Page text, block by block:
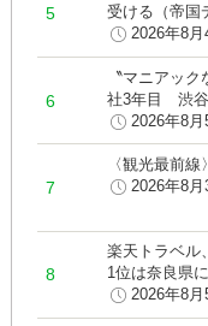
受ける（帝国
2026年8月
〝マニアッ
社3年目 渋
2026年8月
〈観光最前
2026年8月
楽天トラベル
1位は奈良県に
2026年8月